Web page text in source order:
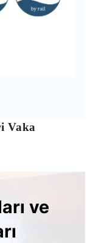
Vaka
ve